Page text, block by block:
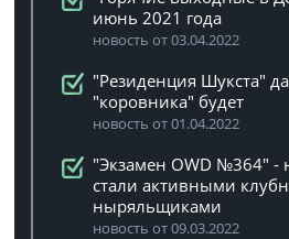
июнь 2021 года
новость от 03.04.2022
"Резиденция Шукста"
"коровника" будет
новость от 01.04.2022
"Экзамен OWD №364" -
стали активными
ныряльщиками
новость от 09.03.2022